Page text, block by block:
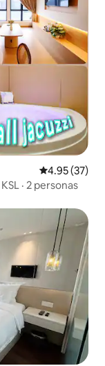
Calificación
4.95 (37)
· 2 personas